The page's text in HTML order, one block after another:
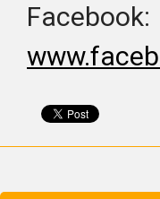
Facebook: